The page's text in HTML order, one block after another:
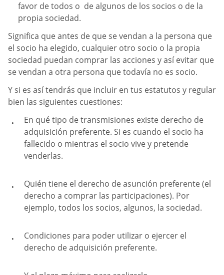
favor de todos o de algunos de los socios o de la
propia sociedad.
Significa que antes de que se vendan a la persona que
el socio ha elegido, cualquier otro socio o la propia
sociedad puedan comprar las acciones y así evitar que
se vendan a otra persona que todavía no es socio.
Y si es así tendrás que incluir en tus estatutos y regular
bien las siguientes cuestiones:
En qué tipo de transmisiones existe derecho de
adquisición preferente. Si es cuando el socio ha
fallecido o mientras el socio vive y pretende
venderlas.
Quién tiene el derecho de asunción preferente (el
derecho a comprar las participaciones). Por
ejemplo, todos los socios, algunos, la sociedad.
Condiciones para poder utilizar o ejercer el
derecho de adquisición preferente.